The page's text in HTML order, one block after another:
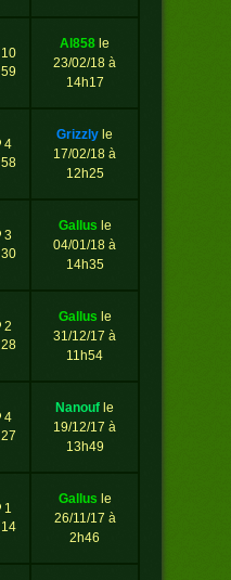
10
59
al858 le
23/02/18 à
14h17
4
58
grizzly le
17/02/18 à
12h25
3
30
gallus le
04/01/18 à
14h35
2
28
gallus le
31/12/17 à
11h54
4
27
nanouf le
19/12/17 à
13h49
1
14
gallus le
26/11/17 à
2h46